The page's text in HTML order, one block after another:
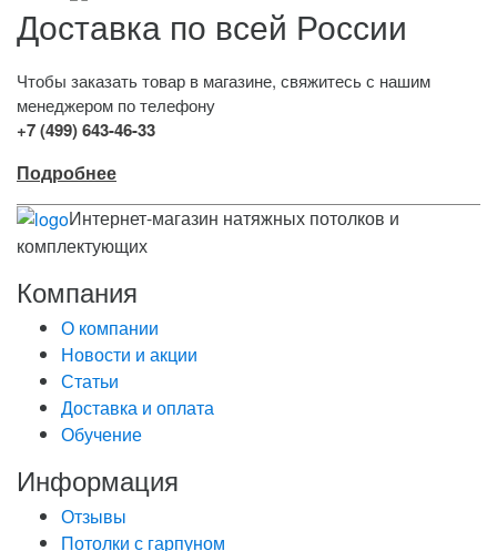
Доставка по всей России
Чтобы заказать товар в магазине, свяжитесь с нашим
менеджером по телефону
+7 (499) 643-46-33
Подробнее
Интернет-магазин натяжных потолков и
комплектующих
Компания
О компании
Новости и акции
Статьи
Доставка и оплата
Обучение
Информация
Отзывы
Потолки с гарпуном